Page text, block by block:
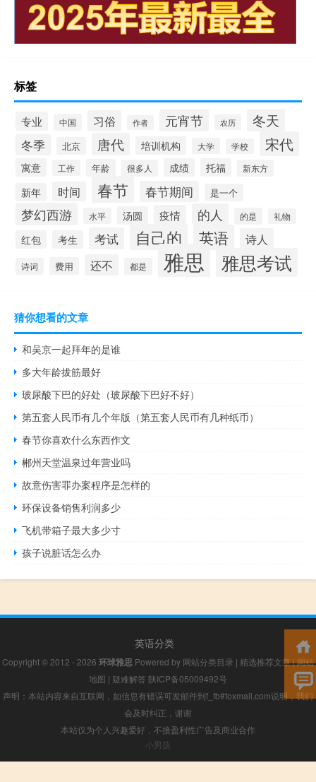
标签
专业 中国 习俗 作者 元宵节 农历 冬天
冬季 北京 唐代 培训机构 大学 学校 宋代
寓意 工作 年龄 很多人 成绩 托福 新东方
新年 时间 春节 春节期间 是一个
梦幻西游 水平 汤圆 疫情 的人 的是 礼物
红包 考生 考试 自己的 英语 诗人
诗词 费用 还不 都是 雅思 雅思考试
猜你想看的文章
和吴京一起拜年的是谁
多大年龄拔筋最好
玻尿酸下巴的好处（玻尿酸下巴好不好）
第五套人民币有几个年版（第五套人民币有几种纸币）
春节你喜欢什么东西作文
郴州天堂温泉过年营业吗
故意伤害罪办案程序是怎样的
环保设备销售利润多少
飞机带箱子最大多少寸
孩子说脏话怎么办
英语分类
Copyright © 2012 - 2026 环球雅思 Powered by 网站分类目录 | 精选推荐文章|网站
地图 | 疑难解答 陕ICP备05009492号
声明：本站内容来自互联网，如信息有错误可发邮件到f_fb#foxmail.com说明，我们
会及时纠正，谢谢
本站仅为个人兴趣爱好，不接盈利性广告及商业合作
小男孩